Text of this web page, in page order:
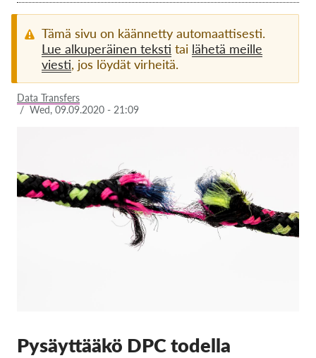
Exercise your rights!
Tue meitä!
Jäsenyys
Jäsenten login
Meistä
Edustajakanne
Tämä sivu on käännetty automaattisesti.
Lue alkuperäinen teksti tai lähetä meille
viesti, jos löydät virheitä.
Data Transfers
/ Wed, 09.09.2020 - 21:09
Pysäyttääkö DPC todella